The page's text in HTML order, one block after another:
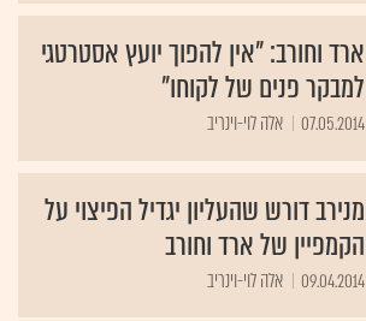
ארד וחורב: "אין להפוך יועץ אסטרטגי
למבקר פנים של לקוחו"
07.05.2014 אלה לוי-וינריב
מנירב דורש שהעליון יגדיל הפיצוי על
הקמפיין של ארד וחורב
09.04.2014 אלה לוי-וינריב